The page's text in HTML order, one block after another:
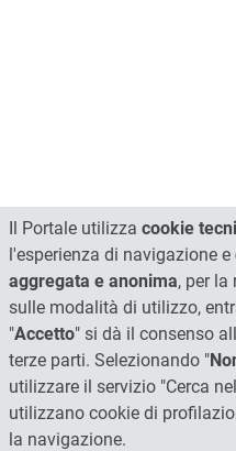
Il Portale utilizza cookie
l'esperienza di navigazione e
aggregata e anonima, per
sulle modalità di utilizzo,
"Accetto" si dà il consenso
terze parti. Selezionando "
utilizzare il servizio "Cerca
utilizzano cookie di
la navigazione.